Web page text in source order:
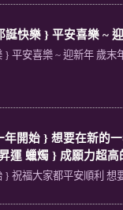
誕快樂 } 平安喜樂 ~
平安喜樂 ~ 迎新年 歲
年開始 } 想要在新的
運 蠟燭 } 成願力超高
} 祝福大家都平安順利